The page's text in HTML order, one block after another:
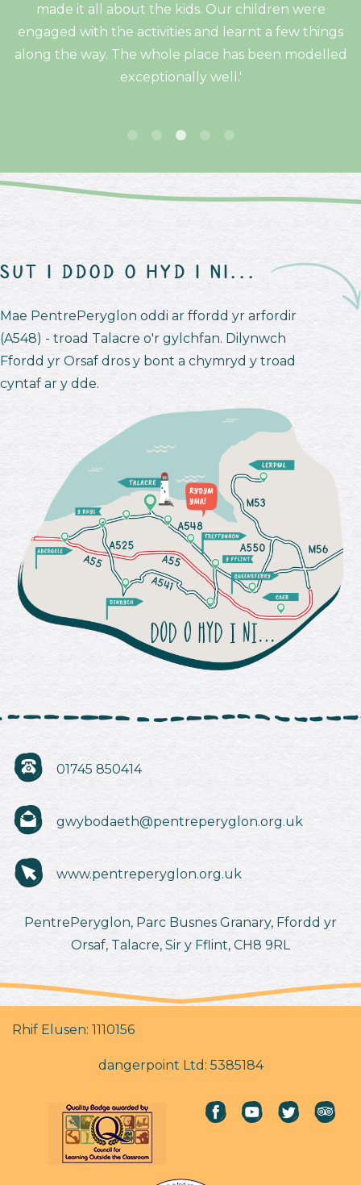
made it all about the kids. Our children were
engaged with the activities and learnt a few things
along the way. The whole place has been modelled
exceptionally well.'
Sut i ddod o hyd i ni...
Mae PentrePeryglon oddi ar ffordd yr arfordir
(A548) - troad Talacre o'r gylchfan. Dilynwch
Ffordd yr Orsaf dros y bont a chymryd y troad
cyntaf ar y dde.
01745 850414
gwybodaeth@pentreperyglon.org.uk
www.pentreperyglon.org.uk
PentrePeryglon, Parc Busnes Granary, Ffordd yr
Orsaf, Talacre, Sir y Fflint, CH8 9RL
Rhif Elusen: 1110156
dangerpoint Ltd: 5385184